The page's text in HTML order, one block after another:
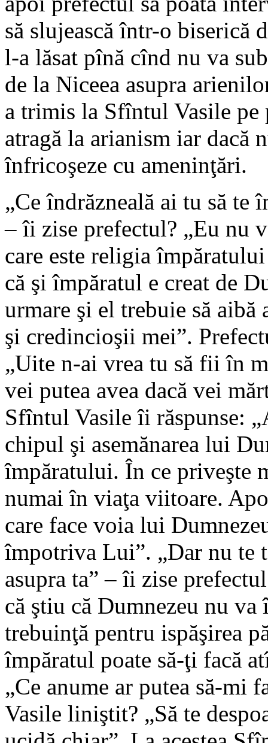
să slujească într-o biserică
l-a lăsat pînă cînd nu va
de la Niceea asupra
a trimis la Sfîntul Vasile
atragă la arianism iar dacă
înfricoşeze cu ameninţări.
„Ce îndrăzneală ai tu să
– îi zise prefectul? „Eu nu
care este religia
că şi împăratul e creat de
urmare şi el trebuie să aibă
şi credincioşii mei”.
„Uite n-ai vrea tu să fii în
vei putea avea dacă vei
Sfîntul Vasile îi răspunse:
chipul şi asemănarea lui
împăratului. În ce priveşte
numai în viaţa viitoare.
care face voia lui
împotriva Lui”. „Dar nu te
asupra ta” – îi zise
că ştiu că Dumnezeu nu
trebuinţă pentru ispăşirea
împăratul poate să-ţi facă
„Ce anume ar putea să-mi
Vasile liniştit? „Să te